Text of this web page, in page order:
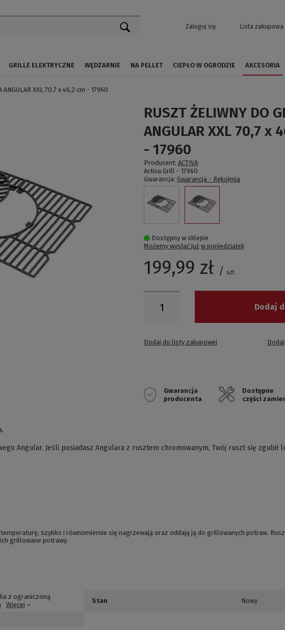
Zaloguj się Lista zakupowa
GRILLE ELEKTRYCZNE WĘDZARNIE NA PELLET CIEPŁO W OGRODZIE AKCESORIA
ANGULAR XXL 70,7 x 46,2 cm - 17960
RUSZT ŻELIWNY DO
ANGULAR XXL 70,7 x
- 17960
Producent: ACTIVA
Activa Grill - 17960
Gwarancja: Gwarancja - Rękojmia
Dostępny w sklepie
Możemy wysłać już w poniedziałek
199,99 zł / szt.
Dodaj
Dodaj do listy zakupowej
Gwarancja
producenta
Dostępne
części
Angular. Jeśli posiadasz Angulara z rusztem chromowanym, Twój ruszt się
szybko i równomiernie się nagrzewają oraz oddają ją do grillowanych potraw.
grillowane potrawy.
z ograniczoną
Więcej
Stan Nowy